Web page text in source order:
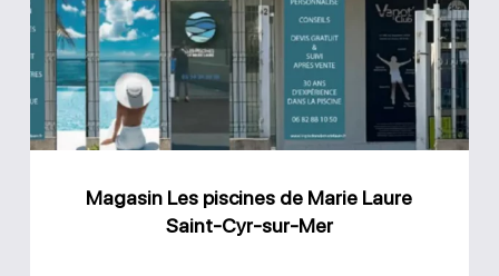
de
Marie
Laure
Saint-
Magasin Les piscines de Marie Laure
Saint-Cyr-sur-Mer